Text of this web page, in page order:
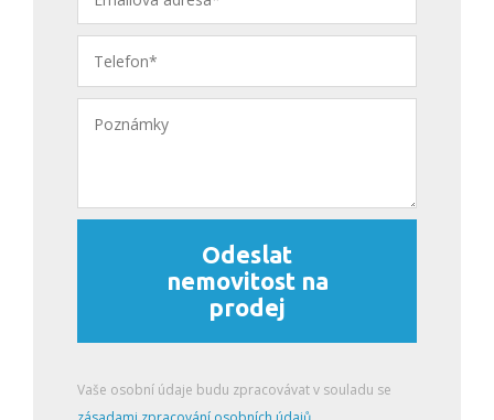
Odeslat
nemovitost na
prodej
Vaše osobní údaje budu zpracovávat v souladu se